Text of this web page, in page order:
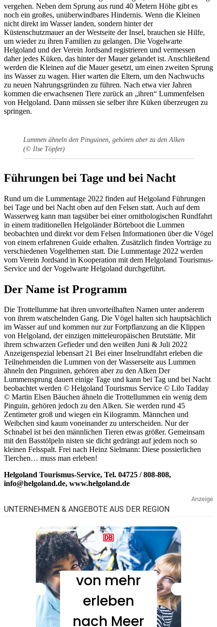
vergehen. Neben dem Sprung aus rund 40 Metern Höhe gibt es
noch ein großes, unüberwindbares Hindernis. Wenn die Kleinen
nicht direkt im Wasser landen, sondern hinter der
Küstenschutzmauer an der Westseite der Insel, brauchen sie Hilfe,
um wieder zu ihren Familien zu gelangen. Die Vogelwarte
Helgoland und der Verein Jordsand registrieren und vermessen
daher jedes Küken, das hinter der Mauer gelandet ist. Anschließend
werden die Kleinen auf die Mauer gesetzt, um einen zweiten Sprung
ins Wasser zu wagen. Hier warten die Eltern, um den Nachwuchs
zu neuen Nahrungsgründen zu führen. Nach etwa vier Jahren
kommen die erwachsenen Tiere zurück an „ihren“ Lummenfelsen
von Helgoland. Dann müssen sie selber ihre Küken überzeugen zu
springen.
Lummen ähneln den Pinguinen, gehören aber zu den Alken
(© Ilse Töpfer)
Führungen bei Tage und bei Nacht
Rund um die Lummentage 2022 finden auf Helgoland Führungen
bei Tage und bei Nacht oben auf den Felsen statt. Auch auf dem
Wasserweg kann man tagsüber bei einer ornithologischen Rundfahrt
in einem traditionellen Helgoländer Börteboot die Lummen
beobachten und direkt vor dem Felsen Informationen über die Vögel
von einem erfahrenen Guide erhalten. Zusätzlich finden Vorträge zu
verschiedenen Vogelthemen statt. Die Lummentage 2022 werden
vom Verein Jordsand in Kooperation mit dem Helgoland Tourismus-
Service und der Vogelwarte Helgoland durchgeführt.
Der Name ist Programm
Die Trottellumme hat ihren unvorteilhaften Namen unter anderem
von ihrem watschelnden Gang. Die Vögel halten sich hauptsächlich
im Wasser auf und kommen nur zur Fortpflanzung an die Klippen
von Helgoland, der einzigen mitteleuropäischen Brutstätte. Mit
ihrem schwarzen Gefieder und den weißen Juni & Juli 2022
Anzeigenspezial lebensart 21 Bei einer Inselrundfahrt erleben die
Teilnehmenden die Lummen von der Wasserseite aus Lummen
ähneln den Pinguinen, gehören aber zu den Alken Der
Lummensprung dauert einige Tage und kann bei Tag und bei Nacht
beobachtet werden © Helgoland Tourismus Service © Lilo Tadday
© Martin Elsen Bäuchen ähneln die Trottellummen ein wenig dem
Pinguin, gehören jedoch zu den Alken. Sie werden rund 45
Zentimeter groß und wiegen ein Kilogramm. Männchen und
Weibchen sind kaum voneinander zu unterscheiden. Nur der
Schnabel ist bei den männlichen Tieren etwas größer. Gemeinsam
mit den Basstölpeln nisten sie dicht gedrängt auf jedem noch so
kleinen Felsspalt. Frei nach Heinz Sielmann: Diese possierlichen
Tierchen… muss man erleben!
Helgoland Tourismus-Service, Tel. 04725 / 808-808,
info@helgoland.de, www.helgoland.de